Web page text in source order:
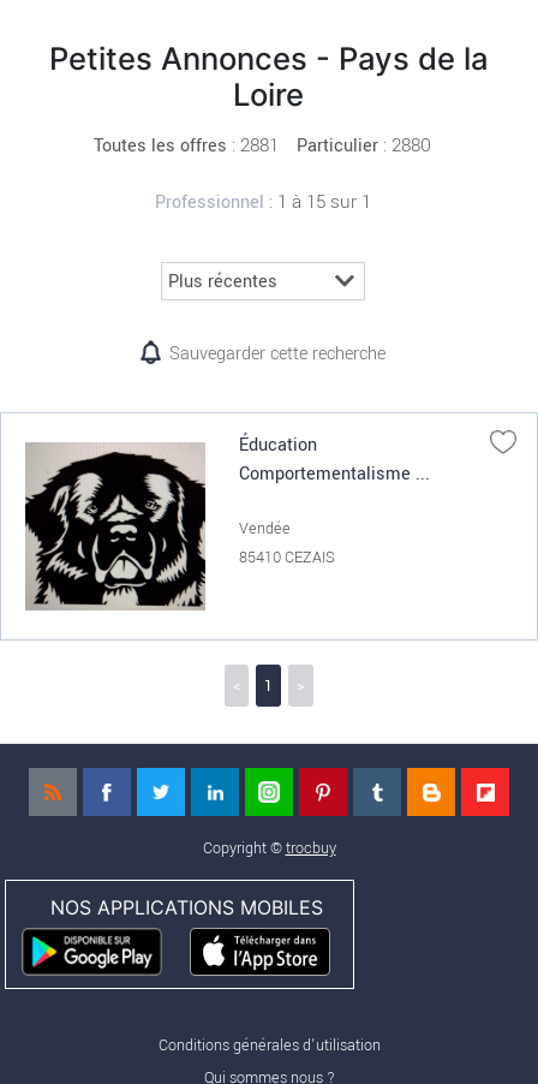
Petites Annonces - Pays de la
Loire
Toutes les offres : 2881 Particulier : 2880
Professionnel : 1 à 15 sur 1
Sauvegarder cette recherche
Éducation
Comportementalisme ...
Vendée
85410 CEZAIS
< 1 >
Copyright ©trocbuy
NOS APPLICATIONS MOBILES
Conditions générales d'utilisation
Qui sommes nous ?